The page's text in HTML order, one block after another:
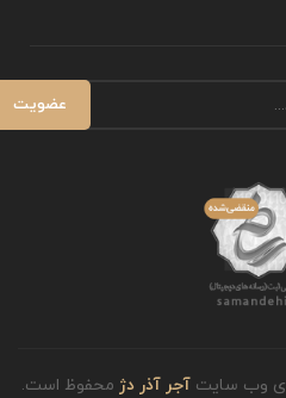
آجر آذر دژ محفوظ است.